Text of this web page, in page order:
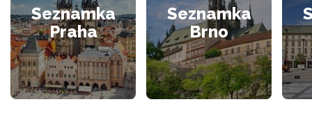
Seznamka
Praha
Seznamka
Brno